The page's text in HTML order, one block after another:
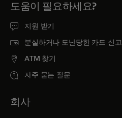
도움이 필요하세요?
지원 받기
분실하거나 도난당한 카드 신고
ATM 찾기
자주 묻는 질문
회사